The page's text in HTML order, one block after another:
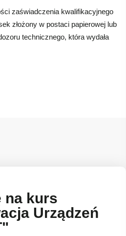
zaświadczenia kwalifikacyjnego
złożony w postaci papierowej lub
technicznego, która wydała
na kurs
Urządzeń